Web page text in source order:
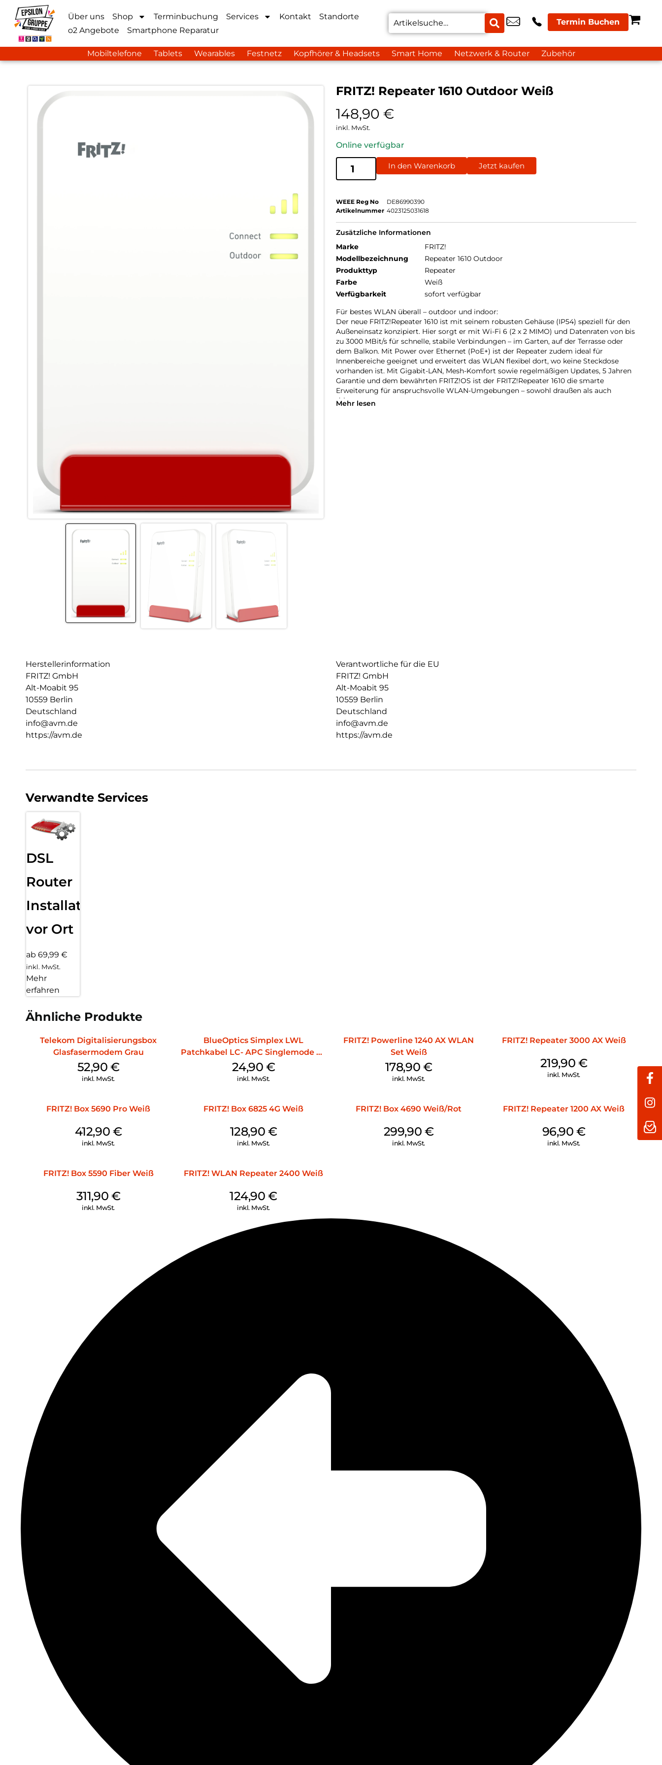
Über uns Shop Terminbuchung Services Kontakt
Standorte
o2 Angebote
Smartphone Reparatur
Termin Buchen
Mobiltelefone Tablets Wearables Festnetz Kopfhörer & Headsets Smart Home Netzwerk & Router Zubehör
FRITZ! Repeater 1610 Outdoor Weiß
148,90 €
inkl. MwSt.
Online verfügbar
In den Warenkorb Jetzt kaufen
WEEE Reg No
DE86990390
Artikelnummer 4023125031618
Zusätzliche Informationen
Marke
FRITZ!
Modellbezeichnung
Repeater 1610 Outdoor
Produkttyp
Repeater
Farbe
Weiß
Verfügbarkeit
sofort verfügbar
Für bestes WLAN überall – outdoor und indoor:
Der neue FRITZ!Repeater 1610 ist mit seinem robusten Gehäuse (IP54) speziell für den
Außeneinsatz konzipiert. Hier sorgt er mit Wi-Fi 6 (2 x 2 MIMO) und Datenraten von bis
zu 3000 MBit/s für schnelle, stabile Verbindungen – im Garten, auf der Terrasse oder
dem Balkon. Mit Power over Ethernet (PoE+) ist der Repeater zudem ideal für
Innenbereiche geeignet und erweitert das WLAN flexibel dort, wo keine Steckdose
vorhanden ist. Mit Gigabit-LAN, Mesh-Komfort sowie regelmäßigen Updates, 5 Jahren
Garantie und dem bewährten FRITZ!OS ist der FRITZ!Repeater 1610 die smarte
Erweiterung für anspruchsvolle WLAN-Umgebungen – sowohl draußen als auch
drinnen.
lassen sich ganz einfach auf Tastendruck hinzufügen.
Perfekt abgestimmt auf die FRITZ!Box, schnell ins FRITZ!Mesh Set integriert
Taste
Vergrößert das Heimnetz mit WLAN Mesh
Übernimmt mit Mesh automatisch alle wichtigen Einstellungen der FRITZ!Box oder
des FRITZ!Mesh Set
Mehr lesen
Herstellerinformation
FRITZ! GmbH
Alt-Moabit 95
10559 Berlin
Deutschland
info@avm.de
https://avm.de
Verantwortliche für die EU
FRITZ! GmbH
Alt-Moabit 95
10559 Berlin
Deutschland
info@avm.de
https://avm.de
Verwandte Services
DSL
Router
Installation
vor Ort
ab 69,99 €
inkl. MwSt.
Mehr
erfahren
Ähnliche Produkte
Telekom Digitalisierungsbox
Glasfasermodem Grau
52,90 €
inkl. MwSt.
BlueOptics Simplex LWL
Patchkabel LC- APC Singlemode 20
m Yellow
24,90 €
inkl. MwSt.
FRITZ! Powerline 1240 AX WLAN
Set Weiß
178,90 €
inkl. MwSt.
FRITZ! Repeater 3000 AX Weiß
219,90 €
inkl. MwSt.
FRITZ! Box 5690 Pro Weiß
412,90 €
inkl. MwSt.
FRITZ! Box 6825 4G Weiß
128,90 €
inkl. MwSt.
FRITZ! Box 4690 Weiß/Rot
299,90 €
inkl. MwSt.
FRITZ! Repeater 1200 AX Weiß
96,90 €
inkl. MwSt.
FRITZ! Box 5590 Fiber Weiß
311,90 €
inkl. MwSt.
FRITZ! WLAN Repeater 2400 Weiß
124,90€
inkl. MwSt.